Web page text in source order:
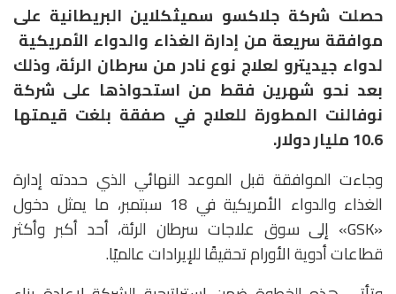
حصلت شركة جلاكسو سميثكلاين البريطانية على
موافقة سريعة من إدارة الغذاء والدواء الأمريكية
لدواء جيديترو لعلاج نوع نادر من سرطان الرئة، وذلك
بعد نحو شهرين فقط من استحواذها على شركة
نوفالنت المطورة للعلاج في صفقة بلغت قيمتها
10.6 مليار دولار.
وجاءت الموافقة قبل الموعد النهائي الذي حددته إدارة
الغذاء والدواء الأمريكية في 18 سبتمبر، ما يمثل دخول
«GSK» إلى سوق علاجات سرطان الرئة، أحد أكبر وأكثر
قطاعات أدوية الأورام تحقيقًا للإيرادات عالميًا.